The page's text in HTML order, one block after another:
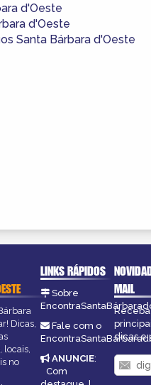
d'Oeste
d'Oeste
Santa Bárbara d'Oeste
Dicas,
locais,
no
LINKS RÁPIDOS
Sobre
Fale com o
ANUNCIE:
Com
MAIL
dicas e